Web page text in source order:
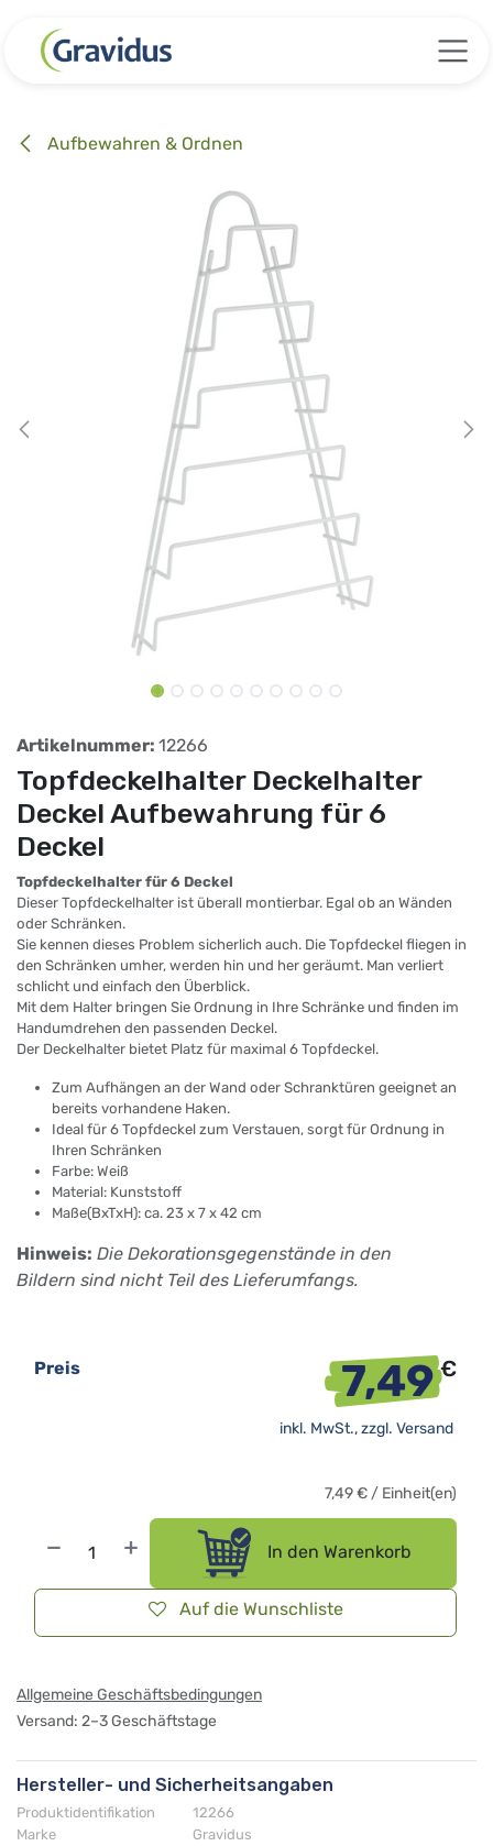
Aufbewahren & Ordnen
Artikelnummer: 12266
Topfdeckelhalter Deckelhalter
Deckel Aufbewahrung für 6
Deckel
Topfdeckelhalter für 6 Deckel
Dieser Topfdeckelhalter ist überall montierbar. Egal ob an Wänden
oder Schränken.
Sie kennen dieses Problem sicherlich auch. Die Topfdeckel fliegen in
den Schränken umher, werden hin und her geräumt. Man verliert
schlicht und einfach den Überblick.
Mit dem Halter bringen Sie Ordnung in Ihre Schränke und finden im
Handumdrehen den passenden Deckel.
Der Deckelhalter bietet Platz für maximal 6 Topfdeckel.
Zum Aufhängen an der Wand oder Schranktüren geeignet an
bereits vorhandene Haken.
Ideal für 6 Topfdeckel zum Verstauen, sorgt für Ordnung in
Ihren Schränken
Farbe: Weiß
Material: Kunststoff
Maße(BxTxH): ca. 23 x 7 x 42 cm
Hinweis: Die Dekorationsgegenstände in den
Bildern sind nicht Teil des Lieferumfangs.
In den Warenkorb
Auf die Wunschliste
Preis 7,49€
inkl. MwSt., zzgl. Versand
7,49€ / Einheit(en)
Allgemeine Geschäftsbedingungen
Versand: 2–3 Geschäftstage
Hersteller- und Sicherheitsangaben
Produktidentifikation
12266
Marke
Gravidus